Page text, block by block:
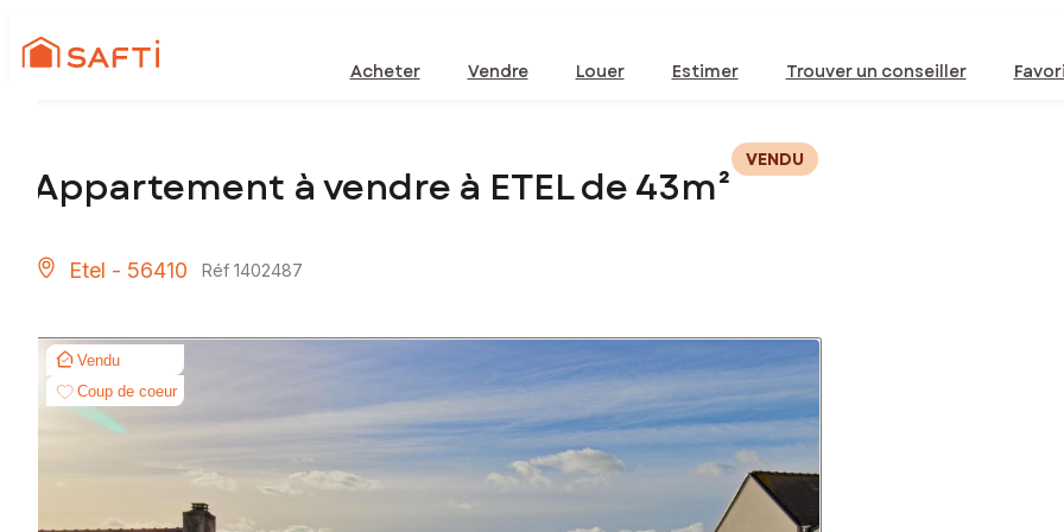
Acheter Vendre Louer Estimer Trouver un conseiller
Appartement à vendre à ETEL de 43m²
VENDU
Etel - 56410 Réf 1402487
Vendu
Coup de coeur